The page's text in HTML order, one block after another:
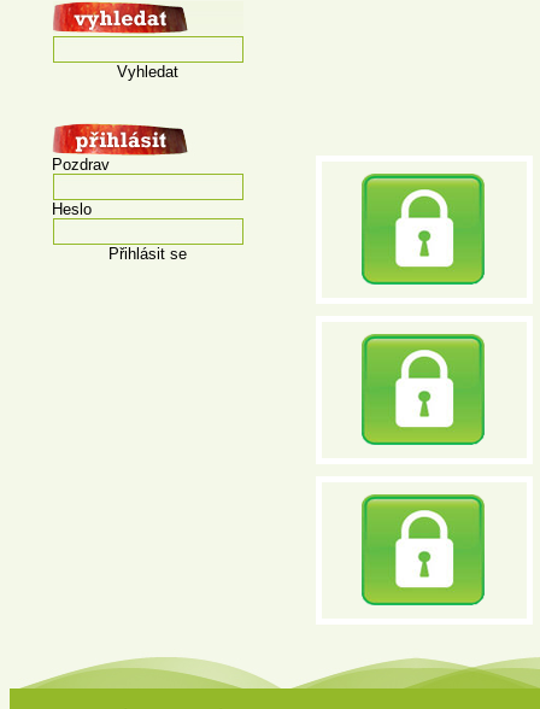
Vyhledat
Pozdrav
Heslo
Přihlásit se